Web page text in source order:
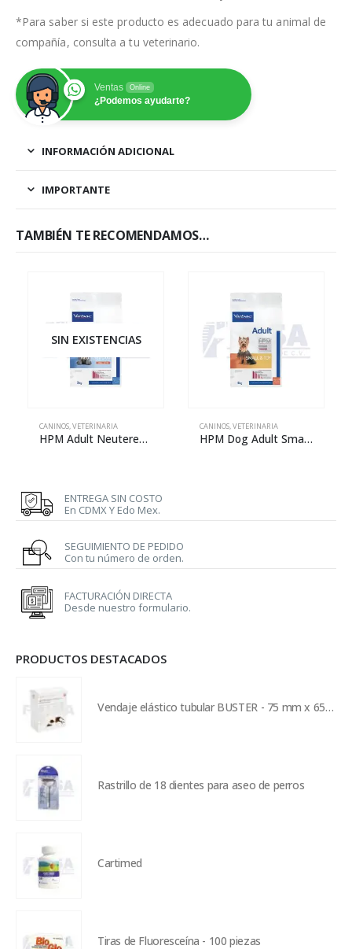
*Para saber si este producto es adecuado para tu animal de
compañía, consulta a tu veterinario.
Ventas Online
¿Podemos ayudarte?
INFORMACIÓN ADICIONAL
IMPORTANTE
TAMBIÉN TE RECOMENDAMOS…
SIN EXISTENCIAS
CANINOS,VETERINARIA
HPM Adult Neutered Dog Small & Toy – 3 kg
CANINOS,VETERINARIA
HPM Dog Adult Small & Toy – 3 kg
ENTREGA SIN COSTO
En CDMX Y Edo Mex.
SEGUIMIENTO DE PEDIDO
Con tu número de orden.
FACTURACIÓN DIRECTA
Desde nuestro formulario.
PRODUCTOS DESTACADOS
Vendaje elástico tubular BUSTER - 75 mm x 650 mm
Rastrillo de 18 dientes para aseo de perros
Cartimed
Tiras de Fluoresceína - 100 piezas